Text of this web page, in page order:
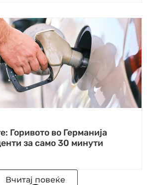
Горивото во Германија
за само 30 минути
Вчитај повеќе